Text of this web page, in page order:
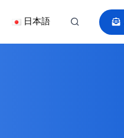
日本語